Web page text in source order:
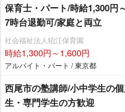
保育士・パート/時給1,300円
7時台退勤可/家庭と両立
社会福祉法人狛江保育園
時給1,300円～1,600円
アルバイト・パート / 東京都
西尾市の塾講師/小中学生の
生・専門学生の方歓迎